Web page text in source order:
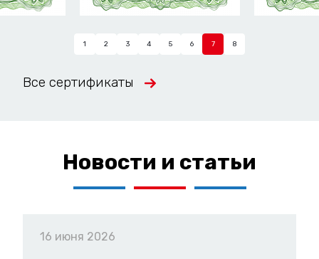
1 2 3 4 5 6 7 8
Все сертификаты
Новости и статьи
16 июня 2026